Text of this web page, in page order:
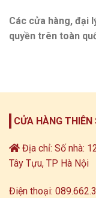
Các cửa hàng, đại
quyền trên toàn
CỬA HÀNG THIÊN
Địa chỉ: Số nhà:
Tây Tựu, TP Hà Nội
Điện thoại: